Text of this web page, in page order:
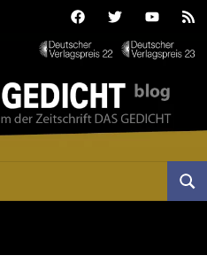
FacebookTwitterYoutube